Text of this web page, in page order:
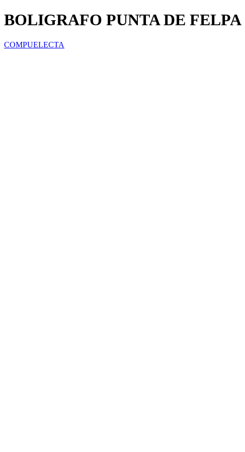
BOLIGRAFO PUNTA DE
COMPUELECTA